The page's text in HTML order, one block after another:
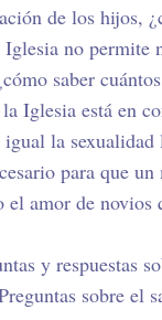
de los hijos,
Iglesia no permite
saber
Iglesia está en
la
para que
el amor de novios
y respuestas
sobre el